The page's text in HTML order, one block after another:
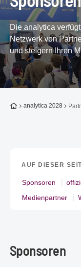
Die analytica
Netzwerk von
und steigern Ihren
Zur Startseite
analytica 2028
AUF DIESER
Sponsoren
Medienpartner
Sponsoren